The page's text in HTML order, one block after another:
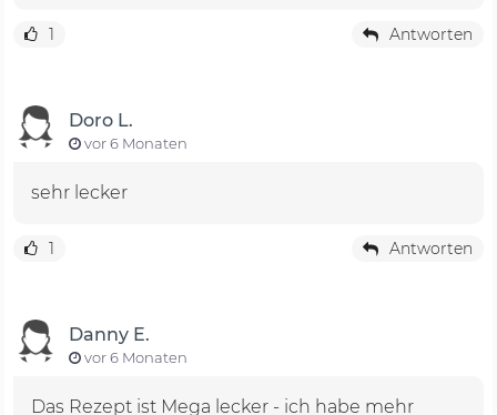
1 Antworten
Doro L.
vor 6 Monaten
sehr lecker
1 Antworten
Danny E.
vor 6 Monaten
Das Rezept ist Mega lecker - ich habe mehr